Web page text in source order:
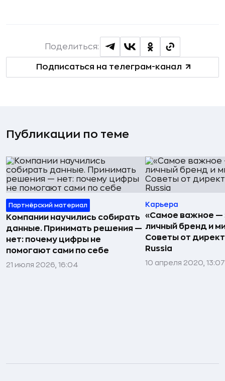
Подписаться на телеграм-канал
Поделиться:
Публикации по теме
Партнёрский материал
Компании научились собирать
данные. Принимать решения —
нет: почему цифры не
помогают сами по себе
21 июля 2026, 16:04
Карьера
«Самое важное —
личный бренд и
Советы от
Russia
10 апреля 2020, 13:07